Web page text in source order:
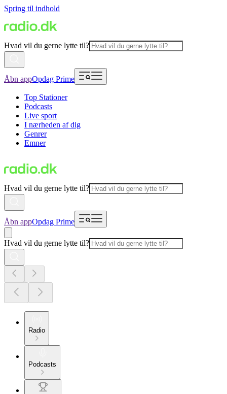
Spring til indhold
Hvad vil du gerne lytte til?
Åbn appOpdag Prime
Top Stationer
Podcasts
Live sport
I nærheden af dig
Genrer
Emner
Hvad vil du gerne lytte til?
Åbn appOpdag Prime
Hvad vil du gerne lytte til?
Radio
Podcasts